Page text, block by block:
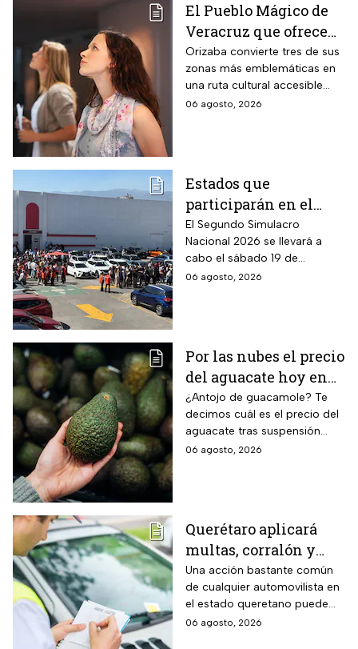
El Pueblo Mágico de
Veracruz que ofrece
por 70 pesos una
visita a 18 museos
históricos en estas
vacaciones de agosto
Orizaba convierte tres de sus
zonas más emblemáticas en
una ruta cultural accesible
para toda la familia
06 agosto, 2026
Estados que
participarán en el
Segundo Simulacro
Nacional 2026
El Segundo Simulacro
Nacional 2026 se llevará a
cabo el sábado 19 de
septiembre y tendrá hipótesis
06 agosto, 2026
Por las nubes el precio
del aguacate hoy en
México
¿Antojo de guacamole? Te
decimos cuál es el precio del
aguacate tras suspensión
temporal de exportaciones de
06 agosto, 2026
Querétaro aplicará
multas, corralón y
hasta arresto a
quienes cometan esta
infracción con su auto
Una acción bastante común
de cualquier automovilista en
el estado queretano puede
derivar en una dura sanción
06 agosto, 2026